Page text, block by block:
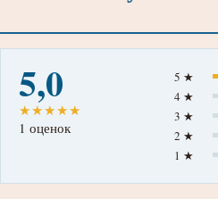
5,0
★★★★★
1 оценок
5 ★
4 ★
3 ★
2 ★
1 ★